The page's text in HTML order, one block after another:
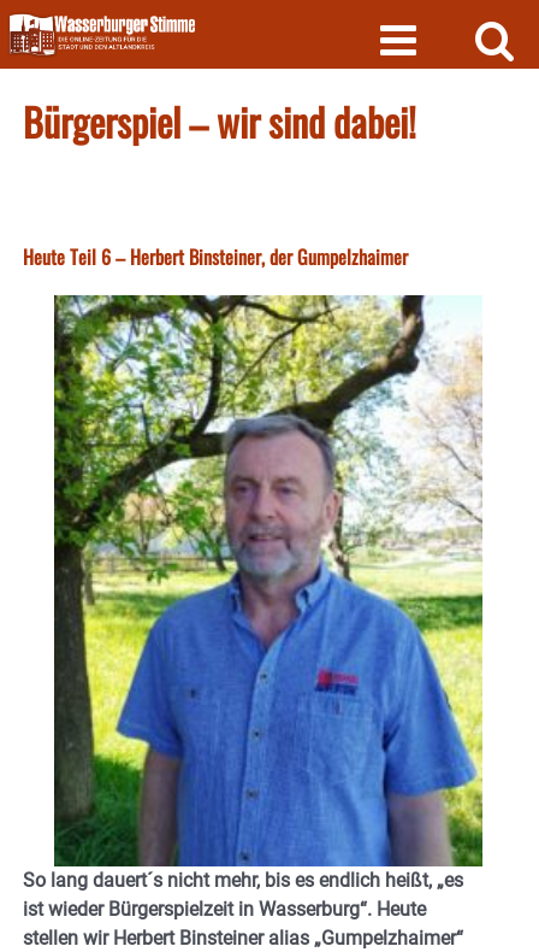
Skip
to
content
Bürgerspiel – wir sind dabei!
Heute Teil 6 – Herbert Binsteiner, der Gumpelzhaimer
So lang dauert´s nicht mehr, bis es endlich heißt, „es
ist wieder Bürgerspielzeit in Wasserburg“. Heute
stellen wir Herbert Binsteiner alias „Gumpelzhaimer“